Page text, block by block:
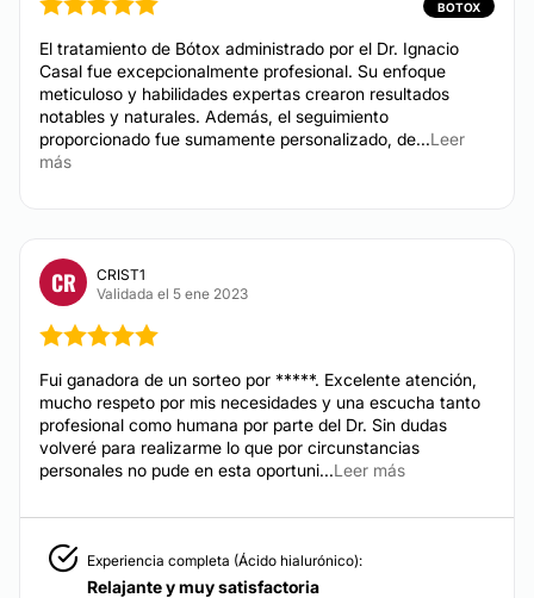
Rejuvenecimiento facial
Bichectomia
Blefaroplastia sin cirugía
Eliminación ojeras
Hilos tensores
TRATAMIENTOS DE BELLEZA
Drenaje linfático
Radiofrecuencia
Tratamientos para estrías
Presoterapia
Micropigmentación
Microdermoabrasión
BOTOX
El tratamiento de Bótox administrado por el Dr. Ignacio
Casal fue excepcionalmente profesional. Su enfoque
meticuloso y habilidades expertas crearon resultados
notables y naturales. Además, el seguimiento
proporcionado fue sumamente personalizado, de...Leer
más
CR
CRIST1
Validada el 5 ene 2023
Fui ganadora de un sorteo por *****. Excelente atención,
mucho respeto por mis necesidades y una escucha tanto
profesional como humana por parte del Dr. Sin dudas
volveré para realizarme lo que por circunstancias
personales no pude en esta oportuni...Leer más
Experiencia completa (Ácido hialurónico):
Relajante y muy satisfactoria